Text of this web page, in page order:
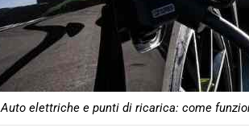
Auto elettriche e punti di ricarica: come